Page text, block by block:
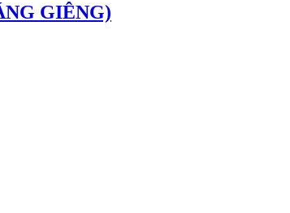
GIÊNG)